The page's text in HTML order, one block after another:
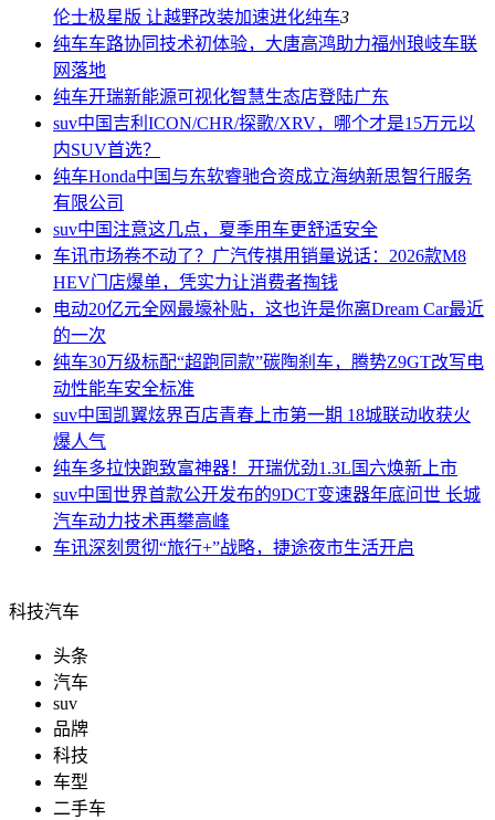
伦士极星版 让越野改装加速进化纯车3
纯车车路协同技术初体验，大唐高鸿助力福州琅岐车联
网落地
纯车开瑞新能源可视化智慧生态店登陆广东
suv中国 吉利ICON/CHR/探歌/XRV，哪个才是15万元以
内SUV首选？
纯车Honda中国与东软睿驰合资成立海纳新思智行服务
有限公司
suv中国注意这几点，夏季用车更舒适安全
车讯市场卷不动了？广汽传祺用销量说话：2026款M8
HEV门店爆单，凭实力让消费者掏钱
电动20亿元全网最壕补贴，这也许是你离Dream Car最近
的一次
纯车30万级标配“超跑同款”碳陶刹车，腾势Z9GT改写电
动性能车安全标准
suv中国 凯翼炫界百店青春上市第一期 18城联动收获火
爆人气
纯车多拉快跑致富神器！开瑞优劲1.3L国六焕新上市
suv中国世界首款公开发布的9DCT变速器年底问世 长城
汽车动力技术再攀高峰
车讯深刻贯彻“旅行+”战略，捷途夜市生活开启
科技汽车
头条
汽车
suv
品牌
科技
车型
二手车